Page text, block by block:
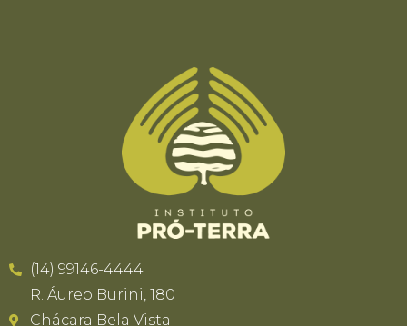
(14) 99146-4444
R. Áureo Burini, 180
Chácara Bela Vista